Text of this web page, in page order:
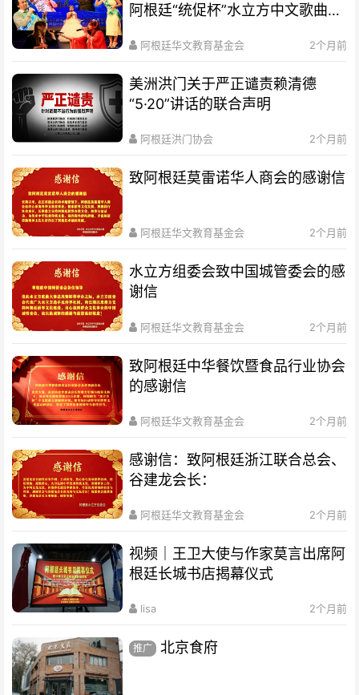
阿根廷“统促杯”水立方中文歌曲大
阿根廷华文教育基金会 2个月前
美洲洪门关于严正谴责赖清德
“5·20”讲话的联合声明
阿根廷洪门协会 2个月前
致阿根廷莫雷诺华人商会的感谢信
阿根廷华文教育基金会 2个月前
水立方组委会致中国城管委会的感
谢信
阿根廷华文教育基金会 2个月前
致阿根廷中华餐饮暨食品行业协会
的感谢信
阿根廷华文教育基金会 2个月前
感谢信：致阿根廷浙江联合总会、
谷建龙会长：
阿根廷华文教育基金会 2个月前
视频｜王卫大使与作家莫言出席阿
根廷长城书店揭幕仪式
lisa 2个月前
推广 北京食府